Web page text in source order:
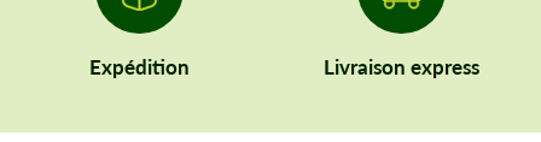
Expédition Livraison express